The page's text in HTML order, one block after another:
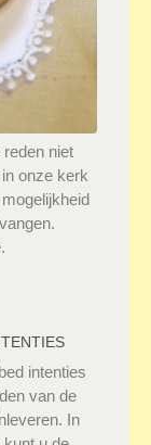
niet
onze kerk
intenties
van de
In